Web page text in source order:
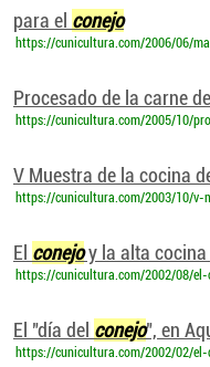
para el conejo
https://cunicultura.com/2006/06/
Procesado de la carne de
https://cunicultura.com/2005/10/
V Muestra de la cocina
https://cunicultura.com/2003/10/v-
El conejoy la alta cocina
https://cunicultura.com/2002/08/
El "día del conejo", en
https://cunicultura.com/2002/02/